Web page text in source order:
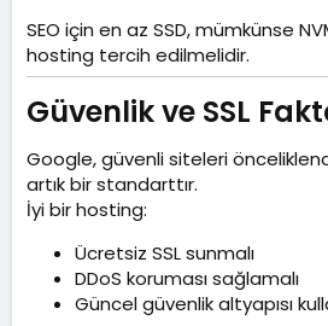
SEO için en az SSD, mümkünse
hosting tercih edilmelidir.
Güvenlik ve SSL
Google, güvenli siteleri
artık bir standarttır.
İyi bir hosting:
Ücretsiz SSL sunmalı
DDoS koruması sağlamalı
Güncel güvenlik altyapısı